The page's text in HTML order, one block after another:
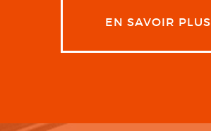
EN SAVOIR PLUS